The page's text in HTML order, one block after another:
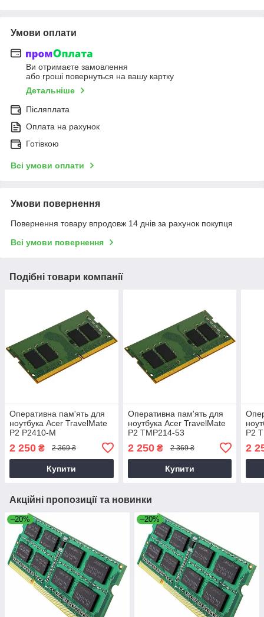
Умови оплати
Ви отримаєте замовлення
або гроші повернуться на вашу картку
Детальніше
Післяплата
Оплата на рахунок
Готівкою
Всі умови оплати
Умови повернення
Повернення товару впродовж 14 днів за рахунок покупця
Всі умови повернення
Подібні товари компанії
Оперативна пам'ять для
ноутбука Acer TravelMate
P2 P2410-M
2 250 ₴ 2 369 ₴
Купити
Оперативна пам'ять для
ноутбука Acer TravelMate
P2 TMP214-53
2 250₴ 2 369 ₴
Купити
P2
2
Акційні пропозиції та новинки
–20% –20%